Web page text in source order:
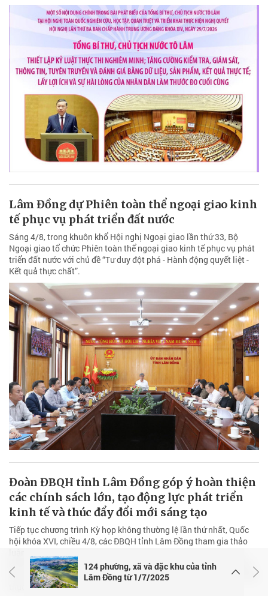
Lâm Đồng dự Phiên toàn thể ngoại giao kinh
tế phục vụ phát triển đất nước
Sáng 4/8, trong khuôn khổ Hội nghị Ngoại giao lần thứ 33, Bộ
Ngoại giao tổ chức Phiên toàn thể ngoại giao kinh tế phục vụ phát
triển đất nước với chủ đề “Tư duy đột phá - Hành động quyết liệt -
Kết quả thực chất”.
Đoàn ĐBQH tỉnh Lâm Đồng góp ý hoàn thiện
các chính sách lớn, tạo động lực phát triển
kinh tế và thúc đẩy đổi mới sáng tạo
Tiếp tục chương trình Kỳ họp không thường lệ lần thứ nhất, Quốc
hội khóa XVI, chiều 4/8, các ĐBQH tỉnh Lâm Đồng tham gia thảo
kiến đối với nhiều dự án luật, nghị quyết quan trọng nhằm tiếp tục
hoàn thiện hệ thống pháp luật, tháo gỡ khó khăn, vướng mắc trong
thực tiễn, tạo động lực cho phát triển kinh tế - xã hội.
124 phường, xã và đặc khu của tỉnh
Lâm Đồng từ 1/7/2025